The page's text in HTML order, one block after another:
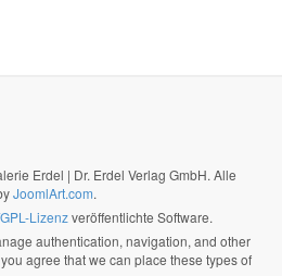
Erdel | Dr. Erdel Verlag GmbH. Alle
JoomlArt.com.
Lizenzveröffentlichte Software.
authentication, navigation, and other
agree that we can place these types of